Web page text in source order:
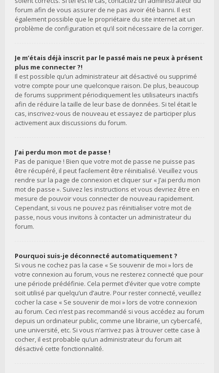
forum afin de vous assurer de ne pas avoir été banni. Il est
également possible que le propriétaire du site internet ait un
problème de configuration et qu’il soit nécessaire de la corriger.
Je m’étais déjà inscrit par le passé mais ne peux à présent
plus me connecter ?!
Il est possible qu’un administrateur ait désactivé ou supprimé
votre compte pour une quelconque raison. De plus, beaucoup
de forums suppriment périodiquement les utilisateurs inactifs
afin de réduire la taille de leur base de données. Si tel était le
cas, inscrivez-vous de nouveau et essayez de participer plus
activement aux discussions du forum.
J’ai perdu mon mot de passe !
Pas de panique ! Bien que votre mot de passe ne puisse pas
être récupéré, il peut facilement être réinitialisé. Veuillez vous
rendre sur la page de connexion et cliquer sur « J’ai perdu mon
mot de passe ». Suivez les instructions et vous devriez être en
mesure de pouvoir vous connecter de nouveau rapidement.
Cependant, si vous ne pouvez pas réinitialiser votre mot de
passe, nous vous invitons à contacter un administrateur du
forum.
Pourquoi suis-je déconnecté automatiquement ?
Si vous ne cochez pas la case « Se souvenir de moi » lors de
votre connexion au forum, vous ne resterez connecté que pour
une période prédéfinie. Cela permet d’éviter que votre compte
soit utilisé par quelqu’un d’autre. Pour rester connecté, veuillez
cocher la case « Se souvenir de moi » lors de votre connexion
au forum. Ceci n’est pas recommandé si vous accédez au forum
depuis un ordinateur public, comme une librairie, un cybercafé,
une université, etc. Si vous n’arrivez pas à trouver cette case à
cocher, il est probable qu’un administrateur du forum ait
désactivé cette fonctionnalité.